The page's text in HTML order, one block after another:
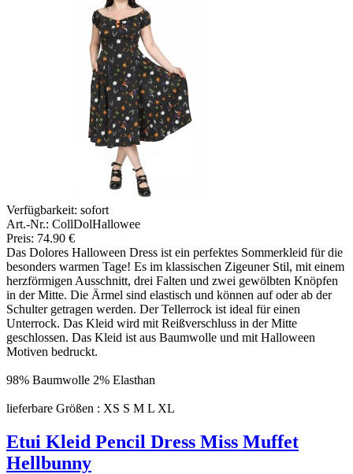
Verfügbarkeit: sofort
Art.-Nr.: CollDolHallowee
Preis: 74.90 €
Das Dolores Halloween Dress ist ein perfektes Sommerkleid für die
besonders warmen Tage! Es im klassischen Zigeuner Stil, mit einem
herzförmigen Ausschnitt, drei Falten und zwei gewölbten Knöpfen
in der Mitte. Die Ärmel sind elastisch und können auf oder ab der
Schulter getragen werden. Der Tellerrock ist ideal für einen
Unterrock. Das Kleid wird mit Reißverschluss in der Mitte
geschlossen. Das Kleid ist aus Baumwolle und mit Halloween
Motiven bedruckt.
98% Baumwolle 2% Elasthan
lieferbare Größen : XS S M L XL
Etui Kleid Pencil Dress Miss Muffet
Hellbunny